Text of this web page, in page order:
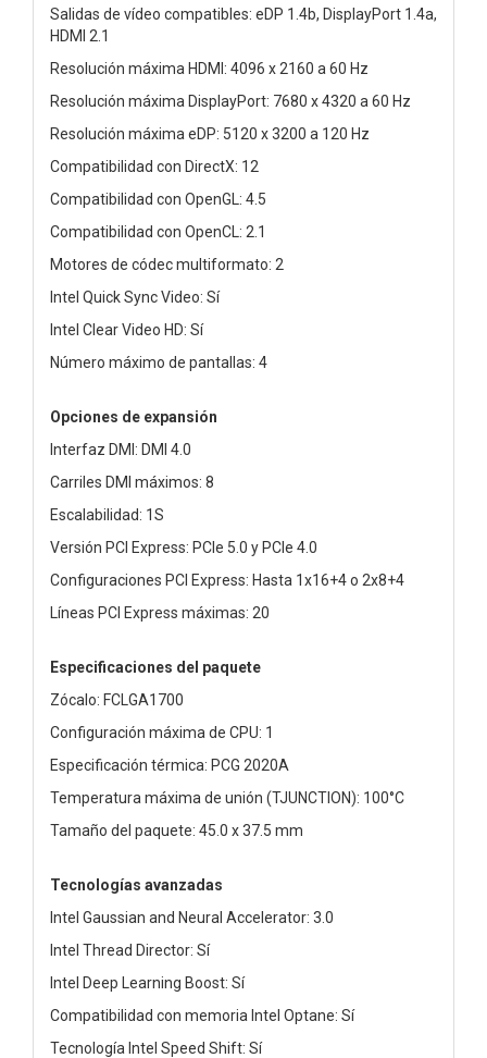
Salidas de vídeo compatibles: eDP 1.4b, DisplayPort 1.4a,
HDMI 2.1
Resolución máxima HDMI: 4096 x 2160 a 60 Hz
Resolución máxima DisplayPort: 7680 x 4320 a 60 Hz
Resolución máxima eDP: 5120 x 3200 a 120 Hz
Compatibilidad con DirectX: 12
Compatibilidad con OpenGL: 4.5
Compatibilidad con OpenCL: 2.1
Motores de códec multiformato: 2
Intel Quick Sync Video: Sí
Intel Clear Video HD: Sí
Número máximo de pantallas: 4
Opciones de expansión
Interfaz DMI: DMI 4.0
Carriles DMI máximos: 8
Escalabilidad: 1S
Versión PCI Express: PCIe 5.0 y PCIe 4.0
Configuraciones PCI Express: Hasta 1x16+4 o 2x8+4
Líneas PCI Express máximas: 20
Especificaciones del paquete
Zócalo: FCLGA1700
Configuración máxima de CPU: 1
Especificación térmica: PCG 2020A
Temperatura máxima de unión (TJUNCTION): 100°C
Tamaño del paquete: 45.0 x 37.5 mm
Tecnologías avanzadas
Intel Gaussian and Neural Accelerator: 3.0
Intel Thread Director: Sí
Intel Deep Learning Boost: Sí
Compatibilidad con memoria Intel Optane: Sí
Tecnología Intel Speed Shift: Sí